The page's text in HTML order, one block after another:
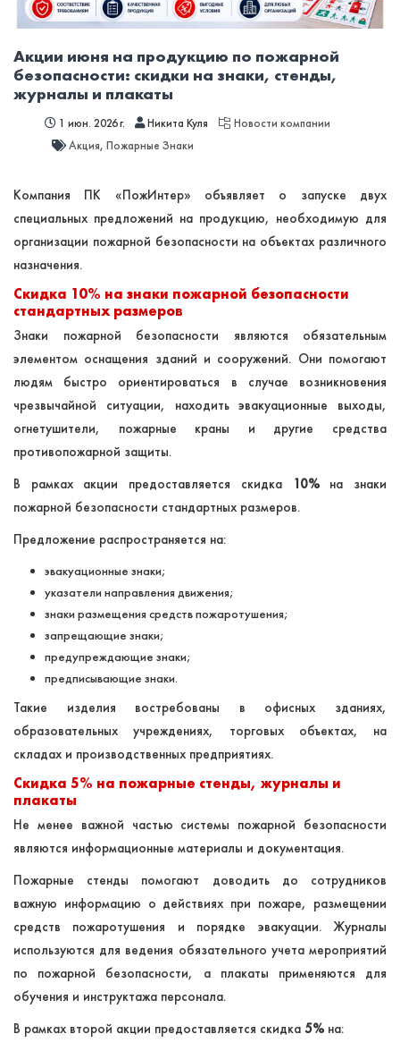
Акции июня на продукцию по пожарной
безопасности: скидки на знаки, стенды,
журналы и плакаты
1 июн. 2026 г. Никита Куля
Новости компании
Акция, Пожарные Знаки
Компания ПК «ПожИнтер» объявляет о запуске двух
специальных предложений на продукцию, необходимую для
организации пожарной безопасности на объектах различного
назначения.
Скидка 10% на знаки пожарной безопасности
стандартных размеров
Знаки пожарной безопасности являются обязательным
элементом оснащения зданий и сооружений. Они помогают
людям быстро ориентироваться в случае возникновения
чрезвычайной ситуации, находить эвакуационные выходы,
огнетушители, пожарные краны и другие средства
противопожарной защиты.
В рамках акции предоставляется скидка
10%на знаки
пожарной безопасности стандартных размеров.
Предложение распространяется на:
эвакуационные знаки;
указатели направления движения;
знаки размещения средств пожаротушения;
запрещающие знаки;
предупреждающие знаки;
предписывающие знаки.
Такие изделия востребованы в офисных зданиях,
образовательных учреждениях, торговых объектах, на
складах и производственных предприятиях.
Скидка 5% на пожарные стенды, журналы и
плакаты
Не менее важной частью системы пожарной безопасности
являются информационные материалы и документация.
Пожарные стенды помогают доводить до сотрудников
важную информацию о действиях при пожаре, размещении
средств пожаротушения и порядке эвакуации. Журналы
используются для ведения обязательного учета мероприятий
по пожарной безопасности, а плакаты применяются для
обучения и инструктажа персонала.
В рамках второй акции предоставляется скидка 5% на: